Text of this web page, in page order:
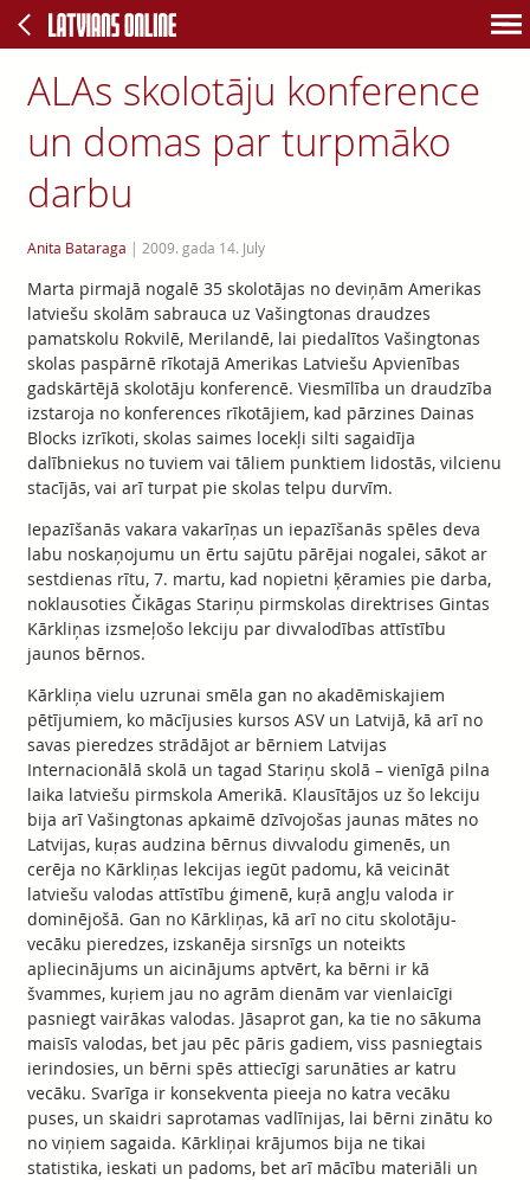
ALAs skolotāju konference
un domas par turpmāko
darbu
Anita Bataraga | 2009. gada 14. July
Marta pirmajā nogalē 35 skolotājas no deviņām Amerikas
latviešu skolām sabrauca uz Vašingtonas draudzes
pamatskolu Rokvilē, Merilandē, lai piedalītos Vašingtonas
skolas paspārnē rīkotajā Amerikas Latviešu Apvienības
gadskārtējā skolotāju konferencē. Viesmīlība un draudzība
izstaroja no konferences rīkotājiem, kad pārzines Dainas
Blocks izrīkoti, skolas saimes locekļi silti sagaidīja
dalībniekus no tuviem vai tāliem punktiem lidostās, vilcienu
stacījās, vai arī turpat pie skolas telpu durvīm.
Iepazīšanās vakara vakarīņas un iepazīšanās spēles deva
labu noskaņojumu un ērtu sajūtu pārējai nogalei, sākot ar
sestdienas rītu, 7. martu, kad nopietni ķēramies pie darba,
noklausoties Čikāgas Stariņu pirmskolas direktrises Gintas
Kārkliņas izsmeļošo lekciju par divvalodības attīstību
jaunos bērnos.
Kārkliņa vielu uzrunai smēla gan no akadēmiskajiem
pētījumiem, ko mācījusies kursos ASV un Latvijā, kā arī no
savas pieredzes strādājot ar bērniem Latvijas
Internacionālā skolā un tagad Stariņu skolā – vienīgā pilna
laika latviešu pirmskola Amerikā. Klausītājos uz šo lekciju
bija arī Vašingtonas apkaimē dzīvojošas jaunas mātes no
Latvijas, kuŗas audzina bērnus divvalodu gimenēs, un
cerēja no Kārkliņas lekcijas iegūt padomu, kā veicināt
latviešu valodas attīstību ģimenē, kuŗā angļu valoda ir
dominējošā. Gan no Kārkliņas, kā arī no citu skolotāju-
vecāku pieredzes, izskanēja sirsnīgs un noteikts
apliecinājums un aicinājums aptvērt, ka bērni ir kā
švammes, kuŗiem jau no agrām dienām var vienlaicīgi
pasniegt vairākas valodas. Jāsaprot gan, ka tie no sākuma
maisīs valodas, bet jau pēc pāris gadiem, viss pasniegtais
ierindosies, un bērni spēs attiecīgi sarunāties ar katru
vecāku. Svarīga ir konsekventa pieeja no katra vecāku
puses, un skaidri saprotamas vadlīnijas, lai bērni zinātu ko
no viņiem sagaida. Kārkliņai krājumos bija ne tikai
statistika, ieskati un padoms, bet arī mācību materiāli un